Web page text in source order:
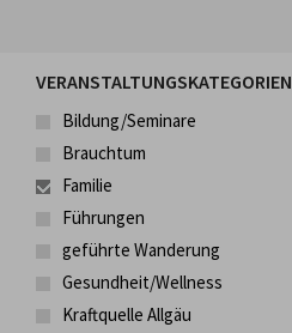
VERANSTALTUNGSKATEGORIEN
Bildung/Seminare
Brauchtum
Familie
Führungen
geführte Wanderung
Gesundheit/Wellness
Kraftquelle Allgäu